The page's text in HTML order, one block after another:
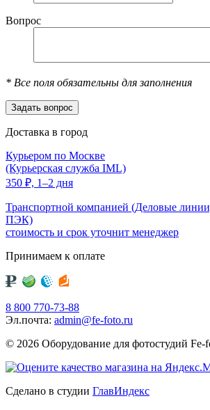
Вопрос
* Все поля обязательны для заполнения
Доставка в город
Курьером по Москве
(Курьерская служба IML)
350 ₽, 1–2 дня
Транспортной компанией (Деловые
ПЭК)
стоимость и срок уточнит менеджер
Принимаем к оплате
8 800 770-73-88
Эл.почта: admin@fe-foto.ru
© 2026 Оборудование для фотостудий Fe-
Сделано в студии ГлавИндекс